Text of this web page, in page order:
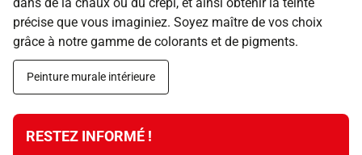
précise que vous imaginiez. Soyez maître de vos choix
grâce à notre gamme de colorants et de pigments.
Peinture murale intérieure
RESTEZ INFORMÉ !